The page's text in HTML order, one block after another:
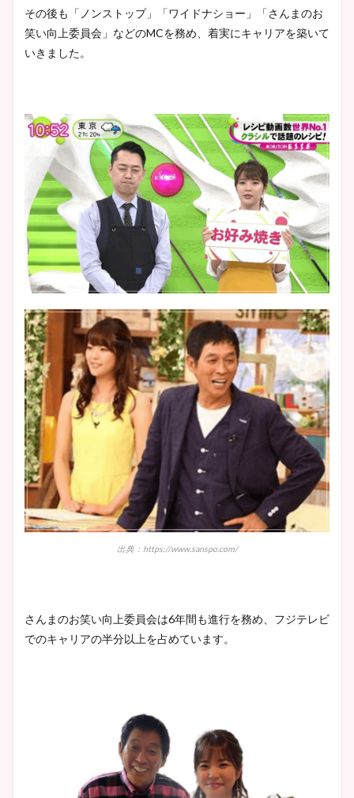
その後も「ノンストップ」「ワイドナショー」「さんまのお
笑い向上委員会」などのMCを務め、着実にキャリアを築いて
いきました。
出典：https://www.sanspo.com/
さんまのお笑い向上委員会は6年間も進行を務め、フジテレビ
でのキャリアの半分以上を占めています。